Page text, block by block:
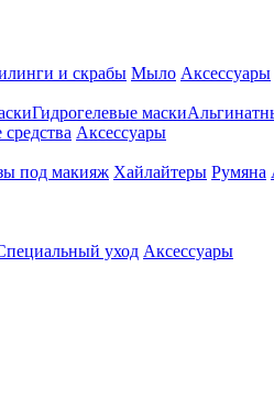
и скрабы Мыло Аксессуары
Гидрогелевые маски
Аксессуары
под макияж Хайлайтеры Румяна
уход Аксессуары